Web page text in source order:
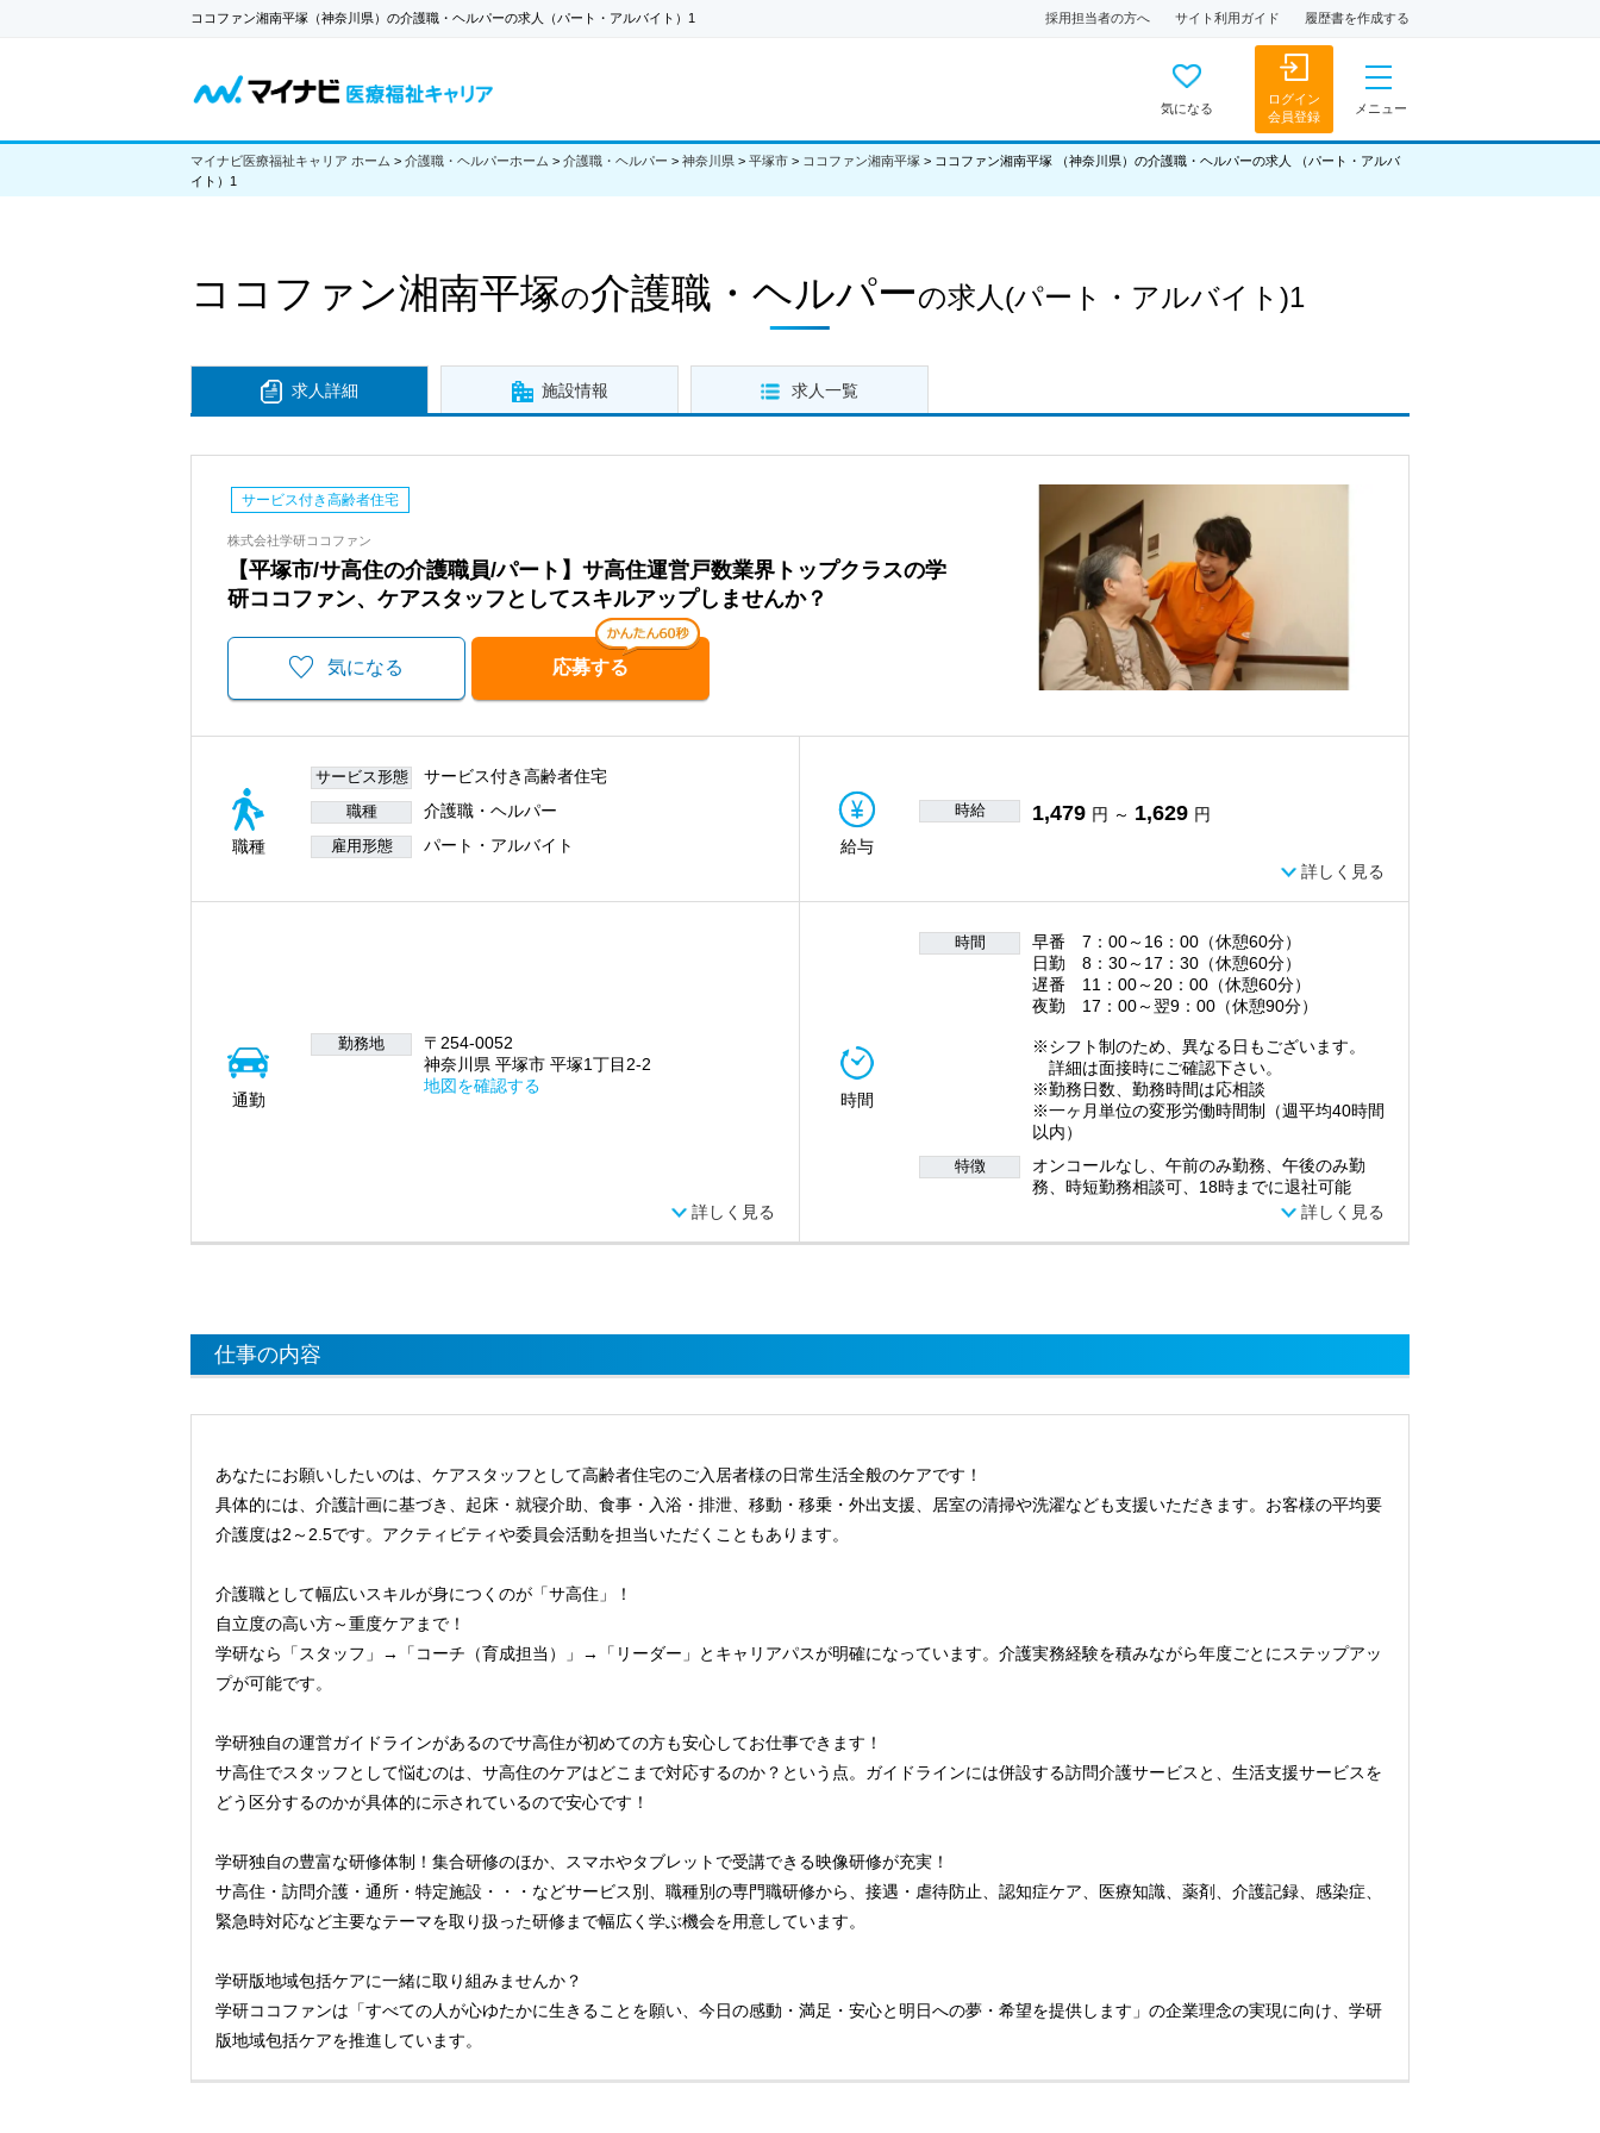
ココファン湘南平塚（神奈川県）の介護職・ヘルパーの求人（パート・アルバイト）1 採用担当者の方へ サイト利用ガイド 履歴書を作成する
気になる
ログイン
会員登録
メニュー
マイナビ医療福祉キャリア ホーム > 介護職・ヘルパーホーム > 介護職・ヘルパー > 神奈川県 > 平塚市 > ココファン湘南平塚 > ココファン湘南平塚 （神奈川県）の介護職・ヘルパーの求人 （パート・アルバ
イト）1
ココファン湘南平塚の介護職・ヘルパーの求人 (パート・アルバイト)1
求人詳細 施設情報 求人一覧
サービス付き高齢者住宅
株式会社学研ココファン
【平塚市/サ高住の介護職員/パート】サ高住運営戸数業界トップクラスの学
研ココファン、ケアスタッフとしてスキルアップしませんか？
気になる 応募する
職種
サービス形態 サービス付き高齢者住宅
職種 介護職・ヘルパー
雇用形態 パート・アルバイト 給与
時給 1,479 円 ～ 1,629 円
詳しく見る
通勤
勤務地
〒254-0052
神奈川県 平塚市 平塚1丁目2-2
地図を確認する
詳しく見る
時間
時間
早番 7：00～16：00（休憩60分）
日勤 8：30～17：30（休憩60分）
遅番 11：00～20：00（休憩60分）
夜勤 17：00～翌9：00（休憩90分）
※シフト制のため、異なる日もございます。
詳細は面接時にご確認下さい。
※勤務日数、勤務時間は応相談
※一ヶ月単位の変形労働時間制（週平均40時間
以内）
特徴
オンコールなし、午前のみ勤務、午後のみ勤
務、時短勤務相談可、18時までに退社可能
詳しく見る
仕事の内容
あなたにお願いしたいのは、ケアスタッフとして高齢者住宅のご入居者様の日常生活全般のケアです！
具体的には、介護計画に基づき、起床・就寝介助、食事・入浴・排泄、移動・移乗・外出支援、居室の清掃や洗濯なども支援いただきます。お客様の平均要
介護度は2～2.5です。アクティビティや委員会活動を担当いただくこともあります。
介護職として幅広いスキルが身につくのが「サ高住」！
自立度の高い方～重度ケアまで！
学研なら「スタッフ」→「コーチ（育成担当）」→「リーダー」とキャリアパスが明確になっています。介護実務経験を積みながら年度ごとにステップアッ
プが可能です。
学研独自の運営ガイドラインがあるのでサ高住が初めての方も安心してお仕事できます！
サ高住でスタッフとして悩むのは、サ高住のケアはどこまで対応するのか？という点。ガイドラインには併設する訪問介護サービスと、生活支援サービスを
どう区分するのかが具体的に示されているので安心です！
学研独自の豊富な研修体制！集合研修のほか、スマホやタブレットで受講できる映像研修が充実！
サ高住・訪問介護・通所・特定施設・・・などサービス別、職種別の専門職研修から、接遇・虐待防止、認知症ケア、医療知識、薬剤、介護記録、感染症、
緊急時対応など主要なテーマを取り扱った研修まで幅広く学ぶ機会を用意しています。
学研版地域包括ケアに一緒に取り組みませんか？
学研ココファンは「すべての人が心ゆたかに生きることを願い、今日の感動・満足・安心と明日への夢・希望を提供します」の企業理念の実現に向け、学研
版地域包括ケアを推進しています。